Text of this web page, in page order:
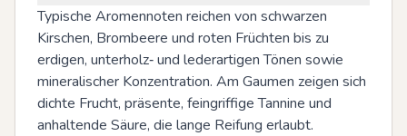
Typische Aromennoten reichen von schwarzen
Kirschen, Brombeere und roten Früchten bis zu
erdigen, unterholz‑ und lederartigen Tönen sowie
mineralischer Konzentration. Am Gaumen zeigen sich
dichte Frucht, präsente, feingriffige Tannine und
anhaltende Säure, die lange Reifung erlaubt.